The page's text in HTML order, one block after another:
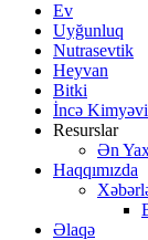
Ev
Uyğunluq
Nutrasevtik
Heyvan
Bitki
İncə Kimyəvi
Resurslar
Ən
Haqqımızda
Əlaqə